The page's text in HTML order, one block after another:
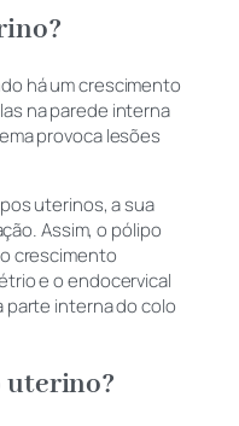
há um crescimento
na parede interna
provoca lesões
uterinos, a sua
Assim, o pólipo
crescimento
e o endocervical
parte interna do colo
uterino?